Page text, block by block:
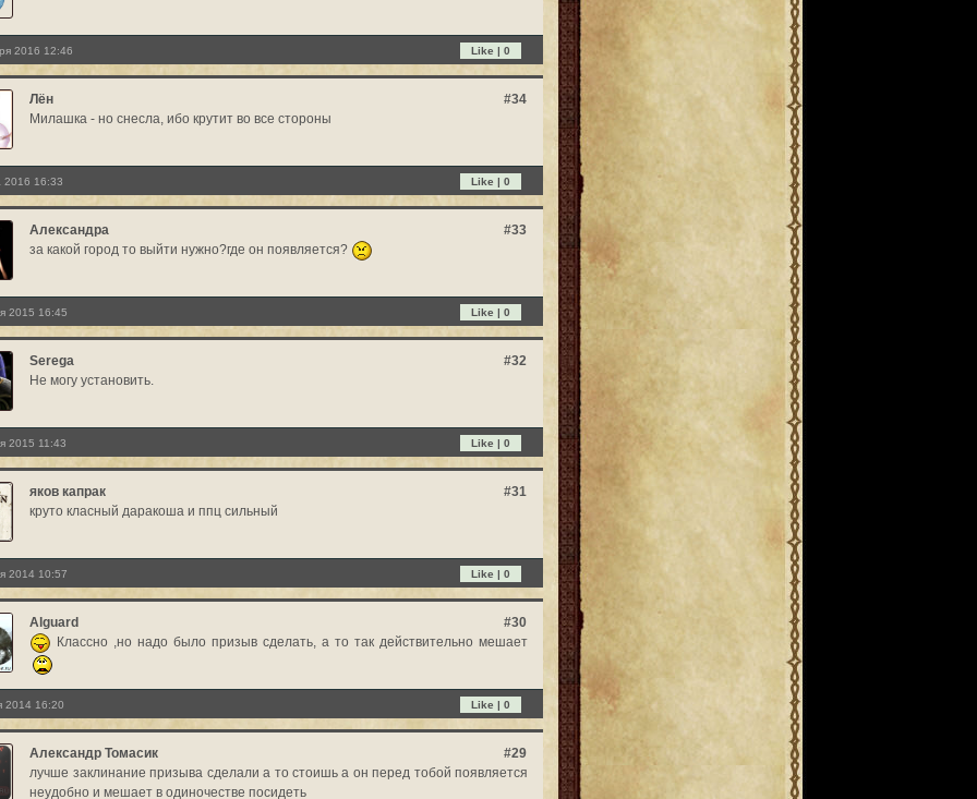
2016 12:46 Like | 0
Лён
#34
Милашка - но снесла, ибо крутит во все стороны
2016 16:33 Like | 0
Александра
#33
за какой город то выйти нужно?где он появляется?
2015 16:45 Like | 0
Serega
#32
Не могу установить.
2015 11:43 Like | 0
яков капрак
#31
круто класный даракоша и ппц сильный
2014 10:57 Like | 0
Alguard
#30
Классно ,но надо было призыв сделать, а то так действительно мешает
2014 16:20 Like | 0
Александр Томасик
#29
лучше заклинание призыва сделали а то стоишь а он перед тобой появляется
неудобно и мешает в одиночестве посидеть